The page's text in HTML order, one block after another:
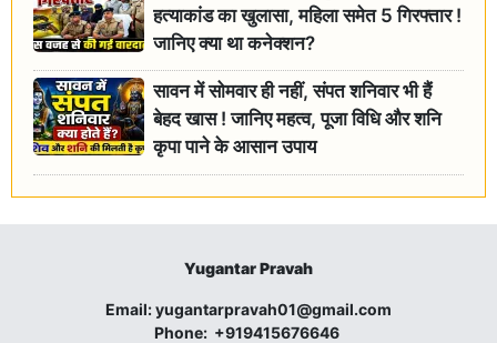
हत्याकांड का खुलासा, महिला समेत 5 गिरफ्तार !
जानिए क्या था कनेक्शन?
सावन में सोमवार ही नहीं, संपत शनिवार भी हैं
बेहद खास ! जानिए महत्व, पूजा विधि और शनि
कृपा पाने के आसान उपाय
Yugantar Pravah
Email:yugantarpravah01@gmail.com
Phone: +919415676646